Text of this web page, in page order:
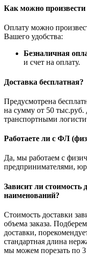
Как можно произвести
Оплату можно
Вашего удобства:
Безналичная
и счет на оплату.
Доставка бесплатная?
Предусмотрена
на сумму от 50 тыс.руб.
транспортными
Работаете ли с ФЛ
Да, мы работаем с
предпринимателями,
Зависит ли стоимость
наименований?
Стоимость доставки
объема заказа.
доставки,
стандартная длина
мы можем порезать по